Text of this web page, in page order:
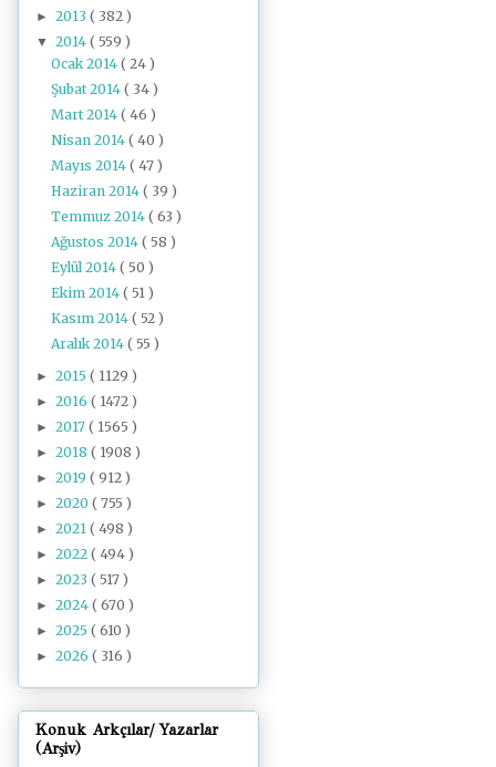
► 2013 ( 382 )
▼ 2014 ( 559 )
Ocak 2014( 24 )
Şubat 2014( 34 )
Mart 2014( 46 )
Nisan 2014( 40 )
Mayıs 2014( 47 )
Haziran 2014( 39 )
Temmuz 2014( 63 )
Ağustos 2014( 58 )
Eylül 2014( 50 )
Ekim 2014( 51 )
Kasım 2014( 52 )
Aralık 2014( 55 )
► 2015 ( 1129 )
► 2016 ( 1472 )
► 2017 ( 1565 )
► 2018 ( 1908 )
► 2019 ( 912 )
► 2020 ( 755 )
► 2021 ( 498 )
► 2022 ( 494 )
► 2023 ( 517 )
► 2024 ( 670 )
► 2025 ( 610 )
► 2026 ( 316 )
Konuk Arkçılar/ Yazarlar
(Arşiv)